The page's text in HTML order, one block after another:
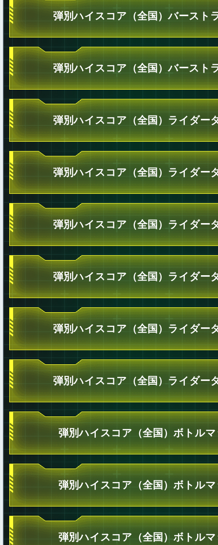
弾別ハイスコア（全国）バースト
弾別ハイスコア（全国）バースト
弾別ハイスコア（全国）ライダー
弾別ハイスコア（全国）ライダー
弾別ハイスコア（全国）ライダー
弾別ハイスコア（全国）ライダー
弾別ハイスコア（全国）ライダー
弾別ハイスコア（全国）ライダー
弾別ハイスコア（全国）ボトル
弾別ハイスコア（全国）ボトル
弾別ハイスコア（全国）ボトル